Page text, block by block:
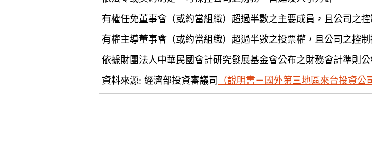
有權任免董事會（或約當組織）超過半數之主要成員，且公司之
有權主導董事會（或約當組織）超過半數之投票權，且公司之控
依據財團法人中華民國會計研究發展基金會公布之財務會計準則
資料來源: 經濟部投資審議司
（說明書－國外第三地區來台投資公